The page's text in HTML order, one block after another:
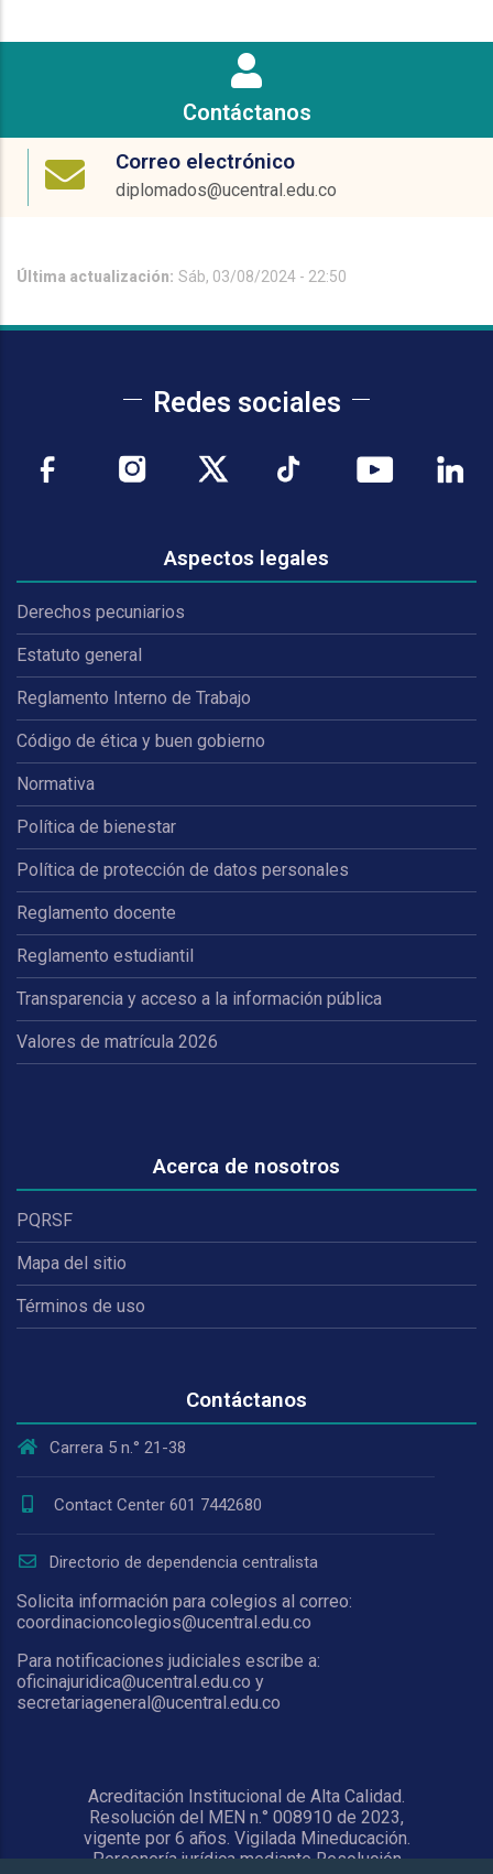
Contáctanos
Correo electrónico
diplomados@ucentral.edu.co
Última actualización: Sáb, 03/08/2024 - 22:50
Redes sociales
Aspectos legales
Derechos pecuniarios
Estatuto general
Reglamento Interno de Trabajo
Código de ética y buen gobierno
Normativa
Política de bienestar
Política de protección de datos personales
Reglamento docente
Reglamento estudiantil
Transparencia y acceso a la información pública
Valores de matrícula 2026
Acerca de nosotros
PQRSF
Mapa del sitio
Términos de uso
Contáctanos
Carrera 5 n.° 21-38
Contact Center 601 7442680
Directorio de dependencia centralista
Solicita información para colegios al correo:
coordinacioncolegios@ucentral.edu.co
Para notificaciones judiciales escribe a:
oficinajuridica@ucentral.edu.co y
secretariageneral@ucentral.edu.co
Acreditación Institucional de Alta Calidad.
Resolución del MEN n.° 008910 de 2023,
vigente por 6 años. Vigilada Mineducación.
Personería jurídica mediante Resolución